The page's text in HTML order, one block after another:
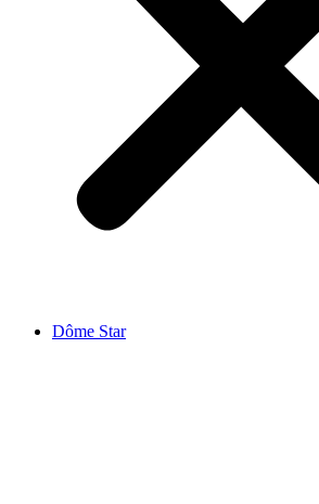
Dôme Star